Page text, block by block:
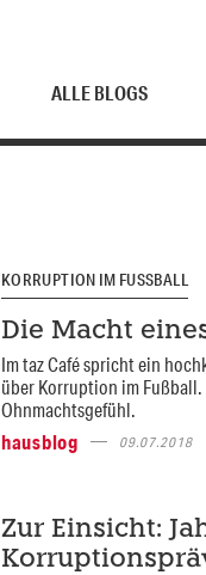
ALLE BLOGS
KORRUPTION IM FUSSBALL
Die Macht
Im taz Café spricht ein
über Korruption im
Ohnmachtsgefühl.
hausblog
09.07.2018
Zur Einsicht: